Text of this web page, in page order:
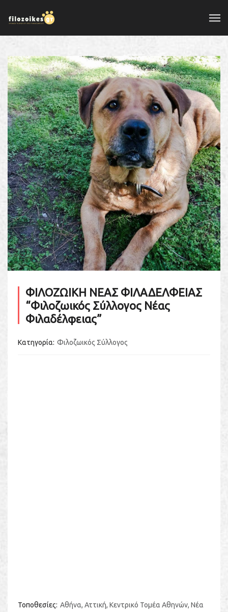
ΦΙΛΟΖΩΙΚΗ ΝΕΑΣ ΦΙΛΑΔΕΛΦΕΙΑΣ
“Φιλοζωικός Σύλλογος Νέας
Φιλαδέλφειας”
Κατηγορία Φιλοζωικός Σύλλογος
Τοποθεσίες Αθήνα, Αττική, Κεντρικό Τομέα Αθηνών, Νέα